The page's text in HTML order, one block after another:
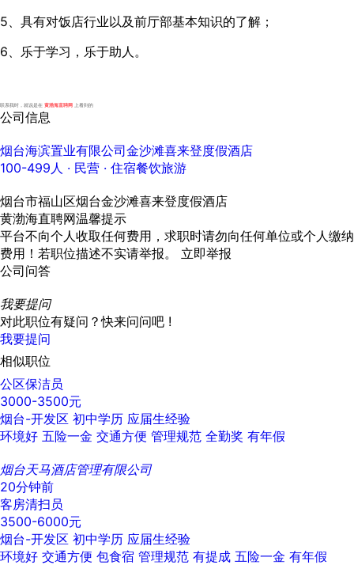
5、具有对饭店行业以及前厅部基本知识的了解；
6、乐于学习，乐于助人。
联系我时，就说是在 黄渤海直聘网 上看到的
公司信息
烟台海滨置业有限公司金沙滩喜来登度假酒店
100-499人 · 民营 · 住宿餐饮旅游
烟台市福山区烟台金沙滩喜来登度假酒店
黄渤海直聘网温馨提示
平台不向个人收取任何费用，求职时请勿向任何单位或个人缴纳
费用！若职位描述不实请举报。 立即举报
公司问答
我要提问
对此职位有疑问？快来问问吧 !
我要提问
相似职位
公区保洁员
3000-3500元
烟台-开发区 初中学历 应届生经验
环境好 五险一金 交通方便 管理规范 全勤奖 有年假
烟台天马酒店管理有限公司
20分钟前
客房清扫员
3500-6000元
烟台-开发区 初中学历 应届生经验
环境好 交通方便 包食宿 管理规范 有提成 五险一金 有年假